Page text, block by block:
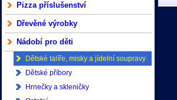
Pizza příslušenství
Dřevěné výrobky
Nádobí pro děti
Dětské talíře, misky a jídelní soupravy
Dětské příbory
Hrnečky a skleničky